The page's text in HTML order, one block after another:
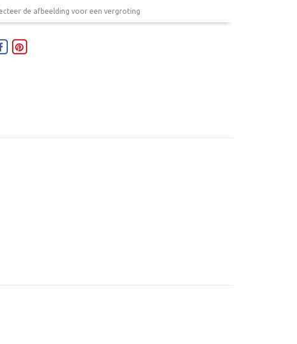
de afbeelding voor een vergroting